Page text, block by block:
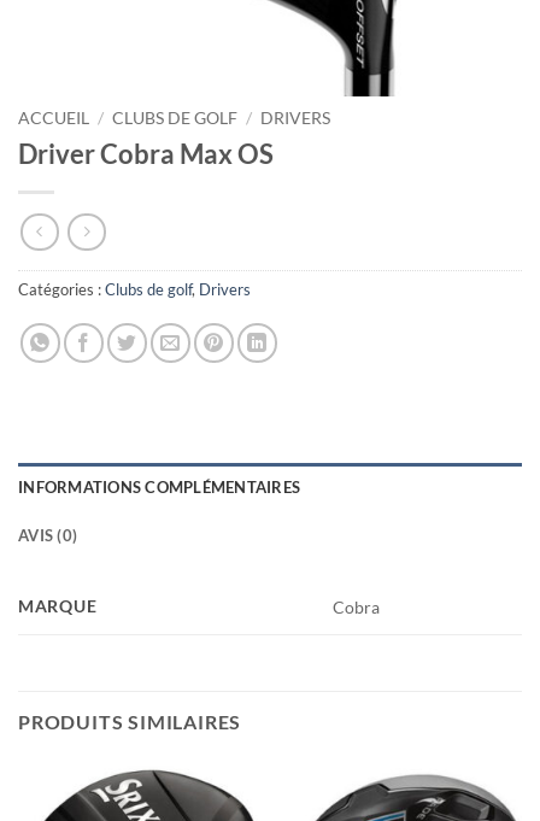
ACCUEIL / CLUBS DE GOLF / DRIVERS
Driver Cobra Max OS
Catégories :Clubs de golf, Drivers
INFORMATIONS COMPLÉMENTAIRES
AVIS (0)
MARQUE Cobra
PRODUITS SIMILAIRES